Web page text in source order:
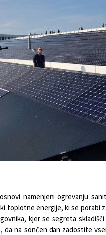
namenjeni ogrevanju
toplotne energije, ki se porabi
kjer se segreta
da na sončen dan zadostite